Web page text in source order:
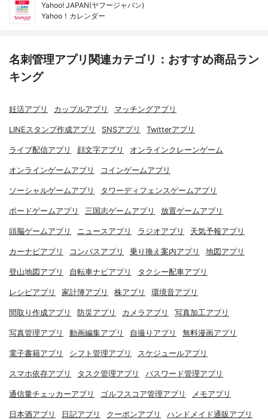
Yahoo! JAPAN(ヤフージャパン)
Yahoo！カレンダー
名刺管理アプリ関連カテゴリ：おすすめ商品ラン
キング
妊活アプリ カップルアプリ マッチングアプリ
LINEスタンプ作成アプリ SNSアプリ Twitterアプリ
ライブ配信アプリ 顔文字アプリ オンラインクレーンゲーム
オンラインゲームアプリ コインゲームアプリ
ソーシャルゲームアプリ タワーディフェンスゲームアプリ
ボードゲームアプリ 三国志ゲームアプリ 放置ゲームアプリ
頭脳ゲームアプリ ニュースアプリ ラジオアプリ 天気予報アプリ
カーナビアプリ コンパスアプリ 乗り換え案内アプリ 地図アプリ
登山地図アプリ 自転車ナビアプリ タクシー配車アプリ
レシピアプリ 家計簿アプリ 株アプリ 環境音アプリ
間取り作成アプリ 防災アプリ カメラアプリ 写真加工アプリ
写真管理アプリ 動画編集アプリ 自撮りアプリ 無料漫画アプリ
電子書籍アプリ シフト管理アプリ スケジュールアプリ
スマホ依存アプリ タスク管理アプリ パスワード管理アプリ
通信量チェッカーアプリ ゴルフスコア管理アプリ メモアプリ
日本酒アプリ 日記アプリ クーポンアプリ ハンドメイド通販アプリ